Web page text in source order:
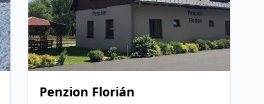
Penzion Florián